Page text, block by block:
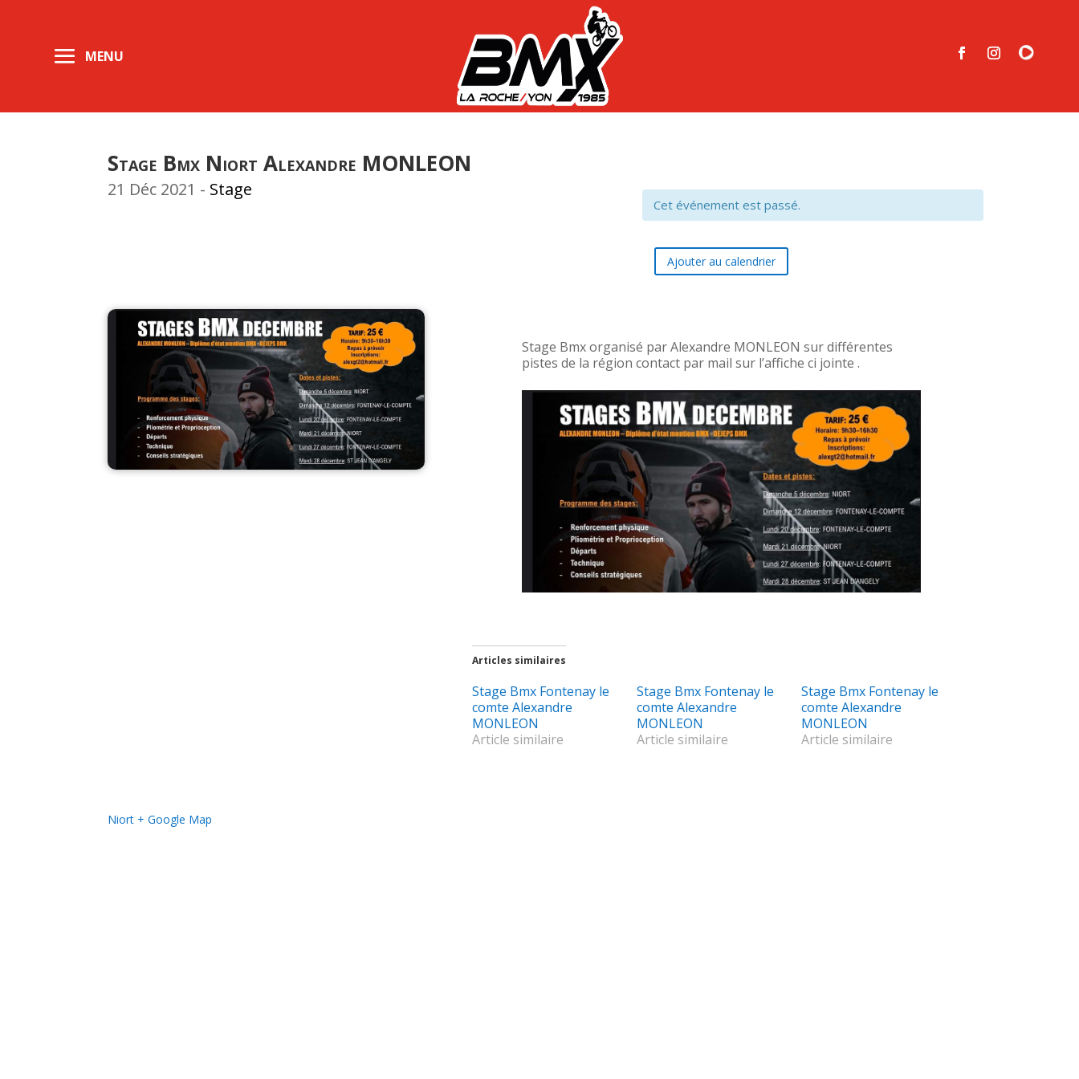
Stage Bmx Niort Alexandre MONLEON
21 Déc 2021 - Stage
Cet événement est passé.
Ajouter au calendrier
Stage Bmx organisé par Alexandre MONLEON sur différentes
pistes de la région contact par mail sur l’affiche ci jointe .
Articles similaires
Stage Bmx Fontenay le
comte Alexandre
MONLEON
Article similaire
Stage Bmx Fontenay le
comte Alexandre
MONLEON
Article similaire
Stage Bmx Fontenay le
comte Alexandre
MONLEON
Article similaire
Niort + Google Map